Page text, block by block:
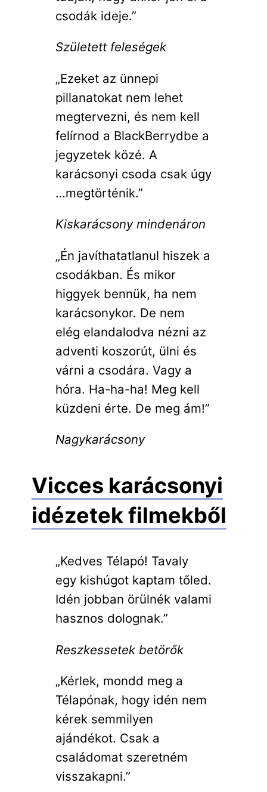
csodák ideje.”
Született feleségek
„Ezeket az ünnepi
pillanatokat nem lehet
megtervezni, és nem kell
felírnod a BlackBerrydbe a
jegyzetek közé. A
karácsonyi csoda csak úgy
…megtörténik.”
Kiskarácsony mindenáron
„Én javíthatatlanul hiszek a
csodákban. És mikor
higgyek bennük, ha nem
karácsonykor. De nem
elég elandalodva nézni az
adventi koszorút, ülni és
várni a csodára. Vagy a
hóra. Ha-ha-ha! Meg kell
küzdeni érte. De meg ám!”
Nagykarácsony
Vicces karácsonyi
idézetek filmekből
„Kedves Télapó! Tavaly
egy kishúgot kaptam tőled.
Idén jobban örülnék valami
hasznos dolognak.”
Reszkessetek betörők
„Kérlek, mondd meg a
Télapónak, hogy idén nem
kérek semmilyen
ajándékot. Csak a
családomat szeretném
visszakapni.”